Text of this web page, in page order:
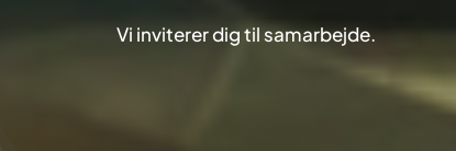
Vi inviterer dig til samarbejde.